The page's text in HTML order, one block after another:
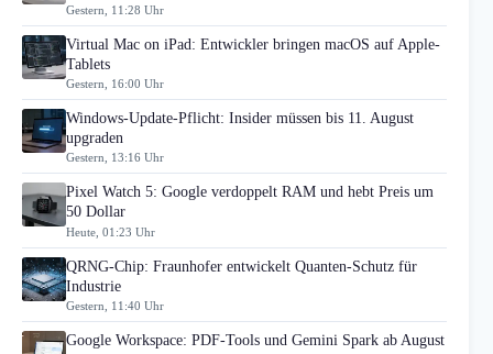
Gestern, 11:28 Uhr
Virtual Mac on iPad: Entwickler bringen macOS auf Apple-
Tablets
Gestern, 16:00 Uhr
Windows-Update-Pflicht: Insider müssen bis 11. August
upgraden
Gestern, 13:16 Uhr
Pixel Watch 5: Google verdoppelt RAM und hebt Preis um
50 Dollar
Heute, 01:23 Uhr
QRNG-Chip: Fraunhofer entwickelt Quanten-Schutz für
Industrie
Gestern, 11:40 Uhr
Google Workspace: PDF-Tools und Gemini Spark ab August